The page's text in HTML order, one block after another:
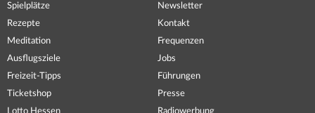
Spielplätze
Rezepte
Meditation
Ausflugsziele
Freizeit-Tipps
Ticketshop
Lotto Hessen
Newsletter
Kontakt
Frequenzen
Jobs
Führungen
Presse
Radiowerbung